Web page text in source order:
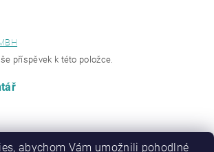
příspěvek k této položce.
abychom Vám umožnili pohodlné